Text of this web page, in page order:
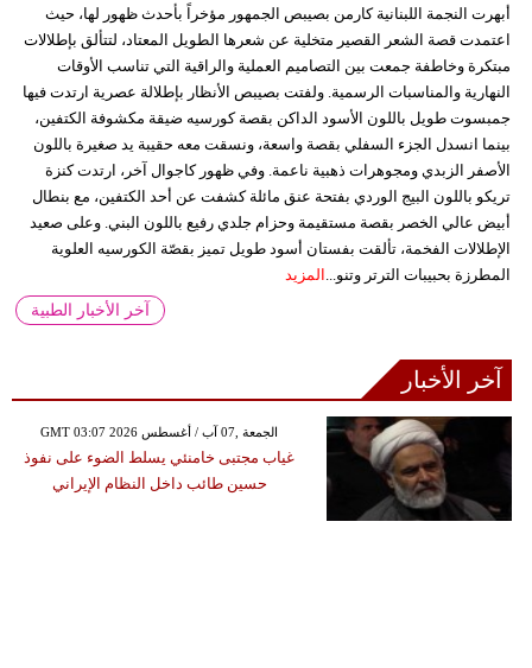
أبهرت النجمة اللبنانية كارمن بصيبص الجمهور مؤخراً بأحدث ظهور لها، حيث
اعتمدت قصة الشعر القصير متخلية عن شعرها الطويل المعتاد، لتتألق بإطلالات
مبتكرة وخاطفة جمعت بين التصاميم العملية والراقية التي تناسب الأوقات
النهارية والمناسبات الرسمية. ولفتت بصيبص الأنظار بإطلالة عصرية ارتدت فيها
جمبسوت طويل باللون الأسود الداكن بقصة كورسيه ضيقة مكشوفة الكتفين،
بينما انسدل الجزء السفلي بقصة واسعة، ونسقت معه حقيبة يد صغيرة باللون
الأصفر الزبدي ومجوهرات ذهبية ناعمة. وفي ظهور كاجوال آخر، ارتدت كنزة
تريكو باللون البيج الوردي بفتحة عنق مائلة كشفت عن أحد الكتفين، مع بنطال
أبيض عالي الخصر بقصة مستقيمة وحزام جلدي رفيع باللون البني. وعلى صعيد
الإطلالات الفخمة، تألقت بفستان أسود طويل تميز بقصّة الكورسيه العلوية
المطرزة بحبيبات الترتر وتنو...
المزيد
آخر الأخبار الطبية
آخر الأخبار
GMT 03:07 2026 الجمعة ,07 آب / أغسطس
غياب مجتبى خامنئي يسلط الضوء على نفوذ
حسين طائب داخل النظام الإيراني